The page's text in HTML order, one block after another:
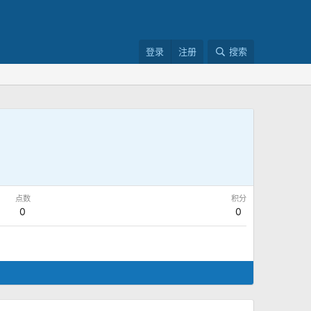
登录 注册 搜索
点数
0
积分
0